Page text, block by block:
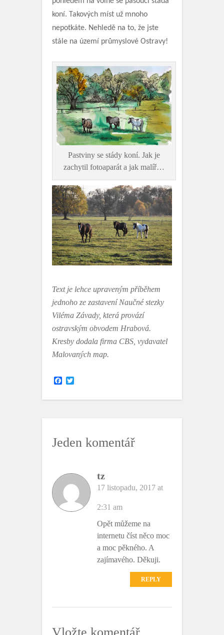
koní. Takových míst už mnoho
nepotkáte. Nehledě na to, že jste
stále na území průmyslové Ostravy!
Pastviny se stády koní. Jak je
zachytil fotoaparát a jak malíř…
Text je lehce upraveným příběhem
jednoho ze zastavení Naučné stezky
Viléma Závady, která provází
ostravským obvodem Hrabová.
Kresby dodala firma CBS, vydavatel
Malovaných map.
F
Jeden komentář
tz
17 listopadu, 2017 at
2:31 am
Opět můžeme na
internetu číst něco moc
a moc pěkného. A
zajímavého. Děkuji.
REPLY
Vložte komentář